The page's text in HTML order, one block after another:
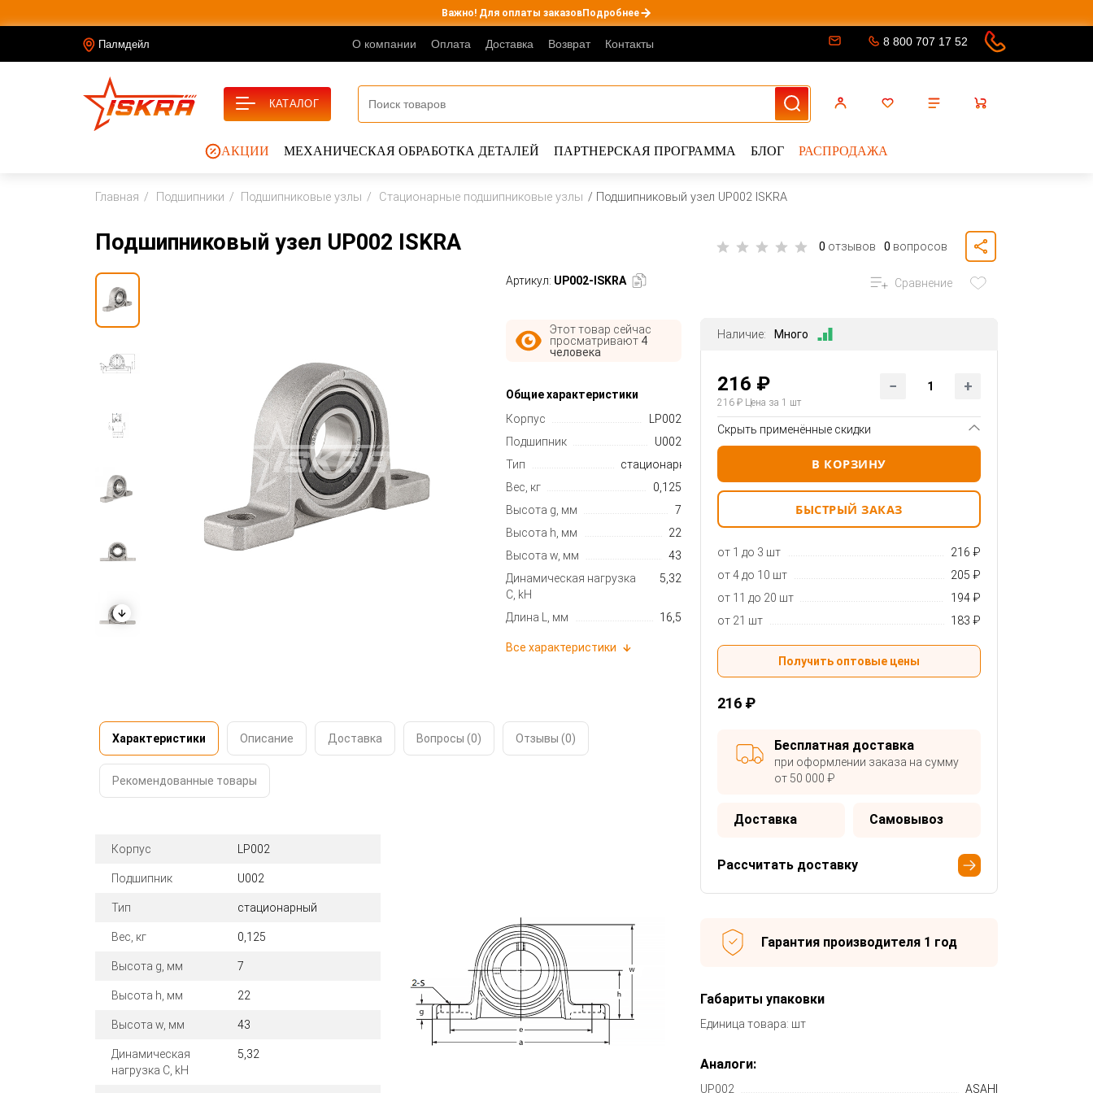
Важно! Для оплаты заказовПодробнее
Палмдейл О компании Оплата Доставка Возврат Контакты 8 800 707 17 52
АКЦИИ МЕХАНИЧЕСКАЯ ОБРАБОТКА ДЕТАЛЕЙ ПАРТНЕРСКАЯ ПРОГРАММА БЛОГ РАСПРОДАЖА
КАТАЛОГ
Главная Подшипники Подшипниковые узлы Стационарные подшипниковые узлы Подшипниковый узел UP002 ISKRA
Подшипниковый узел UP002 ISKRA 0 отзывов 0 вопросов
Артикул: UP002-ISKRA
Этот товар сейчас
просматривают 4
человека
Общие характеристики
Корпус
LP002
Подшипник
U002
Тип
стационарный
Вес, кг
0,125
Высота g, мм
7
Высота h, мм
22
Высота w, мм
43
Динамическая нагрузка
C, kН
5,32
Длина L, мм 16,5
Все характеристики
Характеристики Описание Доставка Вопросы (0) Отзывы (0)
Рекомендованные товары
Корпус LP002
Подшипник U002
Тип стационарный
Вес, кг 0,125
Высота g, мм 7
Высота h, мм 22
Высота w, мм 43
Динамическая
нагрузка C, kН
5,32
Сравнение
Наличие: Много
216 ₽
216 ₽Цена за 1 шт
Скрыть применённые скидки
В КОРЗИНУ
БЫСТРЫЙ ЗАКАЗ
от 1 до 3 шт
216 ₽
от 4 до 10 шт
205 ₽
от 11 до 20 шт
194 ₽
от 21 шт
183 ₽
Получить оптовые цены
216 ₽
Бесплатная доставка
при оформлении заказа на сумму
от 50 000 ₽
Доставка Самовывоз
Рассчитать доставку
Гарантия производителя 1 год
Габариты упаковки
Единица товара: шт
Аналоги:
UP002
ASAHI